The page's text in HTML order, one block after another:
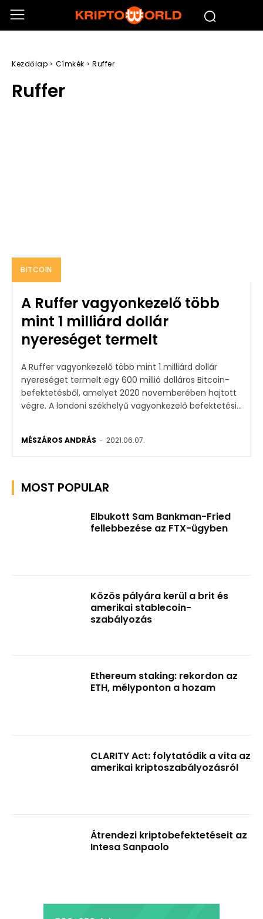
Kezdőlap Címkék Ruffer
Ruffer
BITCOIN
A Ruffer vagyonkezelő több
mint 1 milliárd dollár
nyereséget termelt
A Ruffer vagyonkezelő több mint 1 milliárd dollár
nyereséget termelt egy 600 millió dolláros Bitcoin-
befektetésből, amelyet 2020 novemberében hajtott
végre. A londoni székhelyű vagyonkezelő befektetési...
MÉSZÁROS ANDRÁS - 2021.06.07.
MOST POPULAR
Elbukott Sam Bankman-Fried
fellebbezése az FTX-ügyben
Közös pályára kerül a brit és
amerikai stablecoin-
szabályozás
Ethereum staking: rekordon az
ETH, mélyponton a hozam
CLARITY Act: folytatódik a vita az
amerikai kriptoszabályozásról
Átrendezi kriptobefektetéseit az
Intesa Sanpaolo